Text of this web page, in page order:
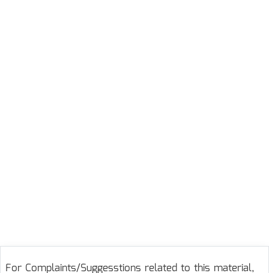
For Complaints/Suggesstions related to this material,